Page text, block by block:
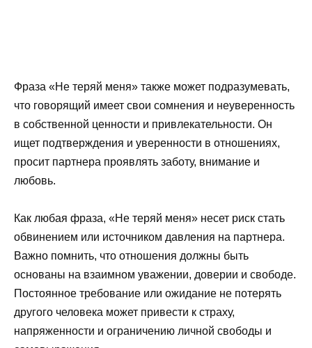
Фраза «Не теряй меня» также может подразумевать,
что говорящий имеет свои сомнения и неуверенность
в собственной ценности и привлекательности. Он
ищет подтверждения и уверенности в отношениях,
просит партнера проявлять заботу, внимание и
любовь.
Как любая фраза, «Не теряй меня» несет риск стать
обвинением или источником давления на партнера.
Важно помнить, что отношения должны быть
основаны на взаимном уважении, доверии и свободе.
Постоянное требование или ожидание не потерять
другого человека может привести к страху,
напряженности и ограничению личной свободы и